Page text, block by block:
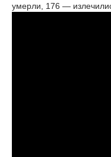
умерли, 176 —